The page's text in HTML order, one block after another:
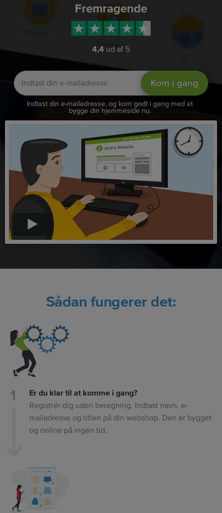
Fremragende
4,4 ud af 5
Kom i gang
Indtast din e-mailadresse, og kom godt i gang med at
bygge din hjemmeside nu.
Sådan fungerer det:
Er du klar til at komme i gang?
Registrér dig uden beregning. Indtast navn, e-
mailadresse og titlen på din webshop. Den er bygget
og online på ingen tid.